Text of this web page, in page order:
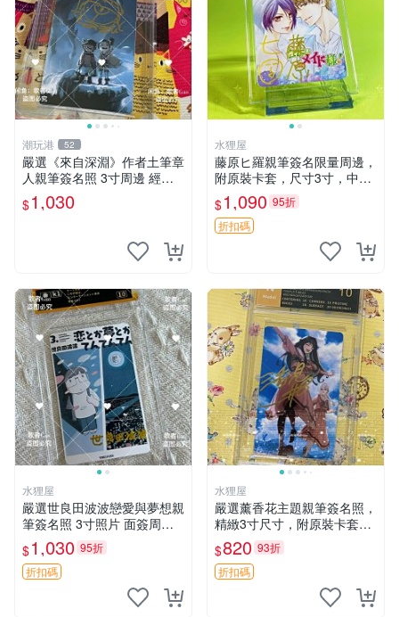
潮玩港 52
嚴選《來自深淵》作者土筆章
人親筆簽名照 3寸周邊 經典
卡磚 相片拍賣 深淵 Made in
Abyss 土筆章人 照片
$1,030
水狸屋
藤原ヒ羅親筆簽名限量周邊，
附原裝卡套，尺寸3寸，中古
輕瑕 會長大人 親筆 簽名 周
邊 卡套 3寸 中古初瑕
$1,090 95折
折扣碼
水狸屋
嚴選世良田波波戀愛與夢想親
筆簽名照 3寸照片 面簽周邊
照片卡磚
$1,030 95折
折扣碼
水狸屋
嚴選薰香花主題親筆簽名照，
精緻3寸尺寸，附原裝卡套。
收藏級品相，值得珍藏。 薰
香花 花卉 照片
$820 93折
折扣碼